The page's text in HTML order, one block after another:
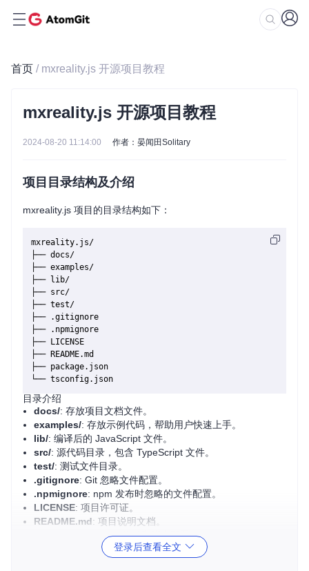
首页 / mxreality.js 开源项目教程
mxreality.js 开源项目教程
2024-08-20 11:14:00 作者：晏闻田Solitary
项目目录结构及介绍
mxreality.js 项目的目录结构如下：
mxreality.js/
├── docs/
├── examples/
├── lib/
├── src/
├── test/
├── .gitignore
├── .npmignore
├── LICENSE
├── README.md
├── package.json
目录介绍
docs/: 存放项目文档文件。
examples/: 存放示例代码，帮助用户快速上手。
lib/: 编译后的 JavaScript 文件。
src/: 源代码目录，包含 TypeScript 文件。
test/: 测试文件目录。
.gitignore: Git 忽略文件配置。
.npmignore: npm 发布时忽略的文件配置。
LICENSE: 项目许可证。
README.md: 项目说明文档。
: 项目依赖和脚本配置。
: TypeScript 编译配置。
登录后查看全文